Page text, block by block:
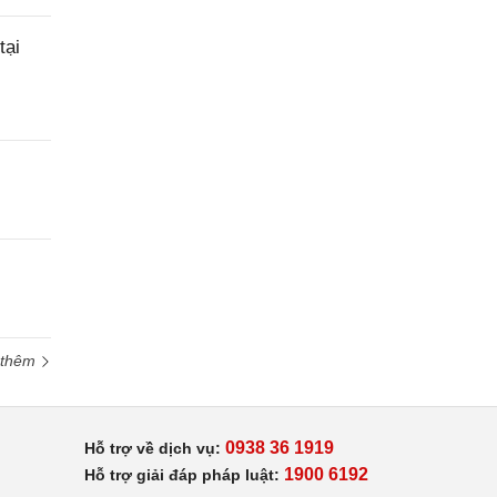
Hỗ trợ về dịch vụ: 0938 36 1919
Hỗ trợ giải đáp pháp luật: 1900 6192